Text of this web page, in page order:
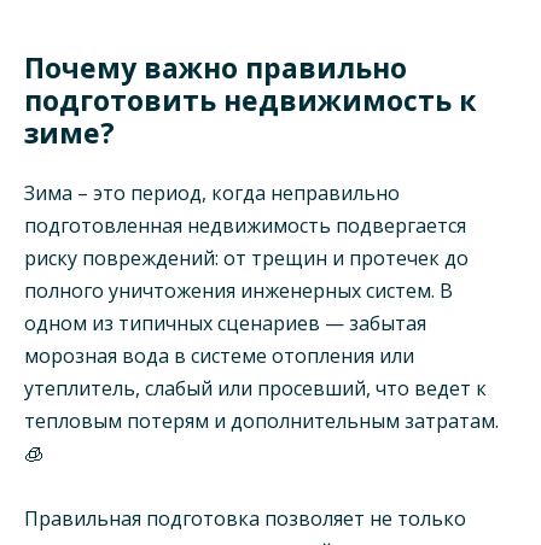
Почему важно правильно
подготовить недвижимость к
зиме?
Зима – это период, когда неправильно
подготовленная недвижимость подвергается
риску повреждений: от трещин и протечек до
полного уничтожения инженерных систем. В
одном из типичных сценариев — забытая
морозная вода в системе отопления или
утеплитель, слабый или просевший, что ведет к
тепловым потерям и дополнительным затратам.
🧊
Правильная подготовка позволяет не только